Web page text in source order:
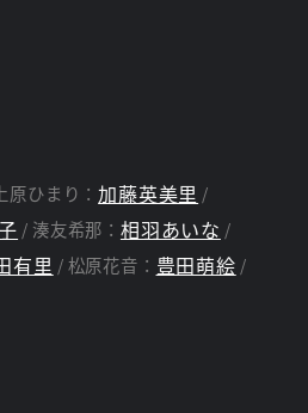
上原ひまり：加藤英美里
湊友希那： 相羽あいな
有里 松原花音： 豊田萌絵